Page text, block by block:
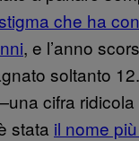
che ha
, e l’anno
soltanto
cifra ridicola
stata il nome